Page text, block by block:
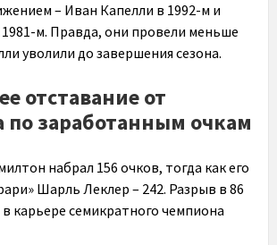
– Иван Капелли в 1992-м и
м. Правда, они провели меньше
уволили до завершения сезона.
отставание от
по заработанным очкам
набрал 156 очков, тогда как его
Шарль Леклер – 242. Разрыв в 86
карьере семикратного чемпиона